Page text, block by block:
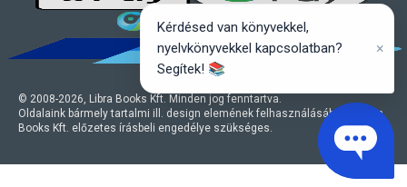
© 2008-2026, Libra Books Kft. Minden jog fenntartva.
Oldalaink bármely tartalmi ill. design elemének felhasználásához a Libra
Books Kft. előzetes írásbeli engedélye szükséges.
Kérdésed van könyvekkel,
nyelvkönyvekkel kapcsolatban?
Segítek! 📚
×